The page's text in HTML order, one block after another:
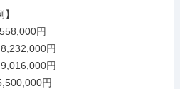
】
円
円
円
円